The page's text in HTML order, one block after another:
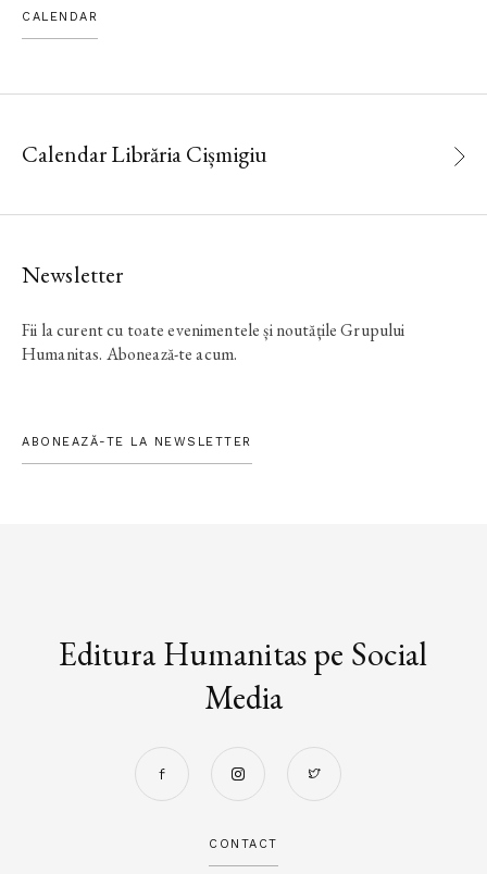
CALENDAR
Calendar Librăria Cișmigiu
Newsletter
Fii la curent cu toate evenimentele și noutățile Grupului
Humanitas. Abonează-te acum.
ABONEAZĂ-TE LA NEWSLETTER
Editura Humanitas pe Social
Media
CONTACT